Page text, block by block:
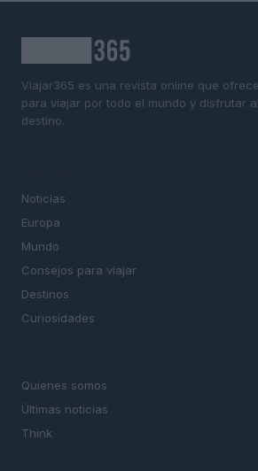
Viajar365 es una revista online que
para viajar por todo el mundo y disfrutar
destino.
Noticias
Europa
Mundo
Consejos para viajar
Destinos
Curiosidades
Quienes somos
Últimas noticias
Think